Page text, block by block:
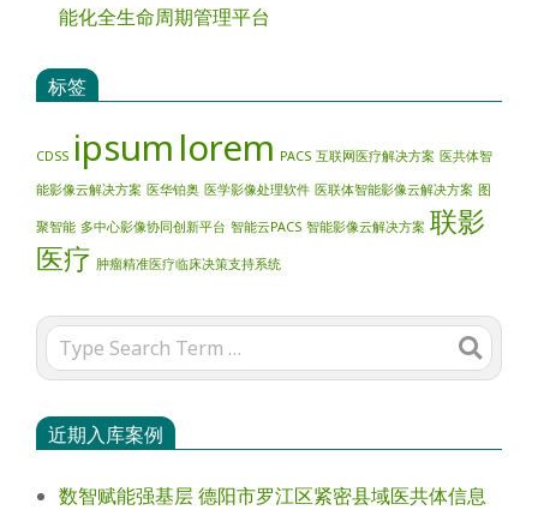
能化全生命周期管理平台
标签
CDSS ipsum lorem PACS 互联网医疗解决方案 医共体智
能影像云解决方案 医华铂奥 医学影像处理软件 医联体智能影像云解决方案 图
聚智能 多中心影像协同创新平台 智能云PACS 智能影像云解决方案 联影
医疗 肿瘤精准医疗临床决策支持系统
Search
近期入库案例
数智赋能强基层 德阳市罗江区紧密县域医共体信息